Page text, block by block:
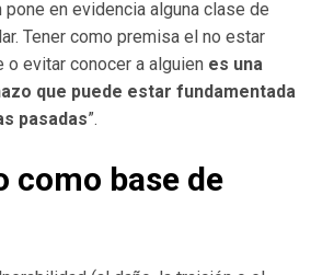
en evidencia alguna clase de
Tener como premisa el no estar
o evitar conocer a alguien es una
que puede estar fundamentada
pasadas”.
como base de